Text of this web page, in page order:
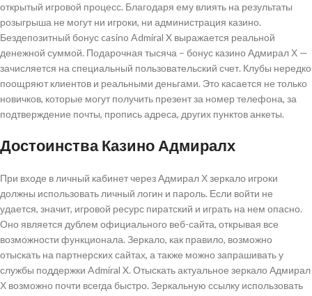
открытый игровой процесс. Благодаря ему влиять на результаты
розыгрыша не могут ни игроки, ни администрация казино.
Бездепозитный бонус casino Admiral X выражается реальной
денежной суммой. Подарочная тысяча – бонус казино Адмирал Х —
зачисляется на специальный пользовательский счет. Клубы нередко
поощряют клиентов и реальными деньгами. Это касается не только
новичков, которые могут получить презент за номер телефона, за
подтверждение почты, пропись адреса, других пунктов анкеты.
Достоинства Казино Адмиралх
При входе в личный кабинет через Адмирал Х зеркало игроки
должны использовать личный логин и пароль. Если войти не
удается, значит, игровой ресурс пиратский и играть на нем опасно.
Оно является дублем официального веб-сайта, открывая все
возможности функционала. Зеркало, как правило, возможно
отыскать на партнерских сайтах, а также можно запрашивать у
службы поддержки Admiral X. Отыскать актуальное зеркало Адмирал
Х возможно почти всегда быстро. Зеркальную ссылку использовать